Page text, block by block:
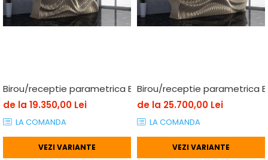
Birou/receptie parametrica BP005, lemn
de la 19.350,00 Lei
LA COMANDA
VEZI VARIANTE
Birou/receptie parametrica
de la 25.700,00 Lei
LA COMANDA
VEZI VARIANTE